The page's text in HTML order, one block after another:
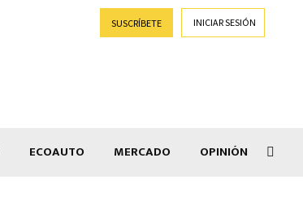
SUSCRÍBETE INICIAR SESIÓN
ECOAUTO MERCADO OPINIÓN